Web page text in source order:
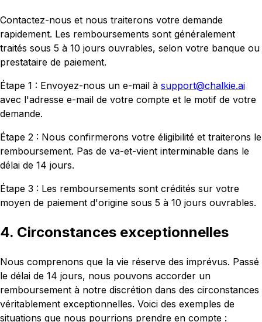
Contactez-nous et nous traiterons votre demande
rapidement. Les remboursements sont généralement
traités sous 5 à 10 jours ouvrables, selon votre banque ou
prestataire de paiement.
Étape 1 : Envoyez-nous un e-mail à support@chalkie.ai
avec l'adresse e-mail de votre compte et le motif de votre
demande.
Étape 2 : Nous confirmerons votre éligibilité et traiterons le
remboursement. Pas de va-et-vient interminable dans le
délai de 14 jours.
Étape 3 : Les remboursements sont crédités sur votre
moyen de paiement d'origine sous 5 à 10 jours ouvrables.
4. Circonstances exceptionnelles
Nous comprenons que la vie réserve des imprévus. Passé
le délai de 14 jours, nous pouvons accorder un
remboursement à notre discrétion dans des circonstances
véritablement exceptionnelles. Voici des exemples de
situations que nous pourrions prendre en compte :